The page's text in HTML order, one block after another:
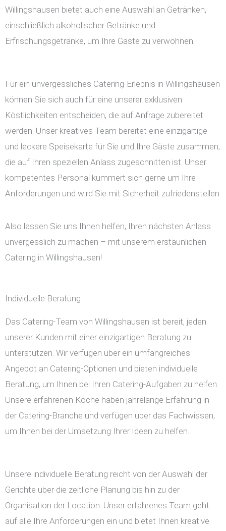
Willingshausen bietet auch eine Auswahl an Getränken,
einschließlich alkoholischer Getränke und
Erfrischungsgetränke, um Ihre Gäste zu verwöhnen.
Für ein unvergessliches Catering-Erlebnis in Willingshausen
können Sie sich auch für eine unserer exklusiven
Köstlichkeiten entscheiden, die auf Anfrage zubereitet
werden. Unser kreatives Team bereitet eine einzigartige
und leckere Speisekarte für Sie und Ihre Gäste zusammen,
die auf Ihren speziellen Anlass zugeschnitten ist. Unser
kompetentes Personal kümmert sich gerne um Ihre
Anforderungen und wird Sie mit Sicherheit zufriedenstellen.
Also lassen Sie uns Ihnen helfen, Ihren nächsten Anlass
unvergesslich zu machen – mit unserem erstaunlichen
Catering in Willingshausen!
Individuelle Beratung
Das Catering-Team von Willingshausen ist bereit, jeden
unserer Kunden mit einer einzigartigen Beratung zu
unterstützen. Wir verfügen über ein umfangreiches
Angebot an Catering-Optionen und bieten individuelle
Beratung, um Ihnen bei Ihren Catering-Aufgaben zu helfen.
Unsere erfahrenen Köche haben jahrelange Erfahrung in
der Catering-Branche und verfügen über das Fachwissen,
um Ihnen bei der Umsetzung Ihrer Ideen zu helfen.
Unsere individuelle Beratung reicht von der Auswahl der
Gerichte über die zeitliche Planung bis hin zu der
Organisation der Location. Unser erfahrenes Team geht
auf alle Ihre Anforderungen ein und bietet Ihnen kreative